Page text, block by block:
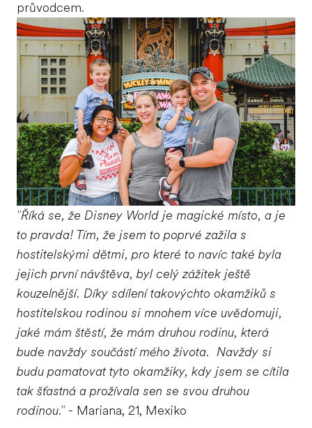
průvodcem.
"Říká se, že Disney World je magické místo, a je
to pravda! Tím, že jsem to poprvé zažila s
hostitelskými dětmi, pro které to navíc také byla
jejich první návštěva, byl celý zážitek ještě
kouzelnější. Díky sdílení takovýchto okamžiků s
hostitelskou rodinou si mnohem více uvědomuji,
jaké mám štěstí, že mám druhou rodinu, která
bude navždy součástí mého života. Navždy si
budu pamatovat tyto okamžiky, kdy jsem se cítila
tak šťastná a prožívala sen se svou druhou
rodinou." - Mariana, 21, Mexiko